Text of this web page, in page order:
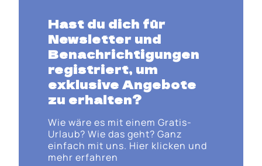
Hast du dich für
Newsletter und
Benachrichtigungen
registriert, um
exklusive Angebote
zu erhalten?
Wie wäre es mit einem Gratis-
Urlaub? Wie das geht? Ganz
einfach mit uns. Hier klicken und
mehr erfahren